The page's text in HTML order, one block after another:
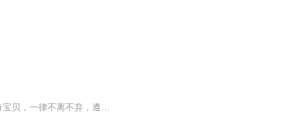
名为“逆火”的少年，来自于异世界，一年多的旅行生活，七年的销声匿迹生存，他和他的神奇宝贝，一律不离不弃，遵从所望，主人公终成为一位强者。野望与野心，行动与行为，看法与做法，支持着主人公的究竟是什么？作者：阿火播讲：霜灵感谢大家收听订阅